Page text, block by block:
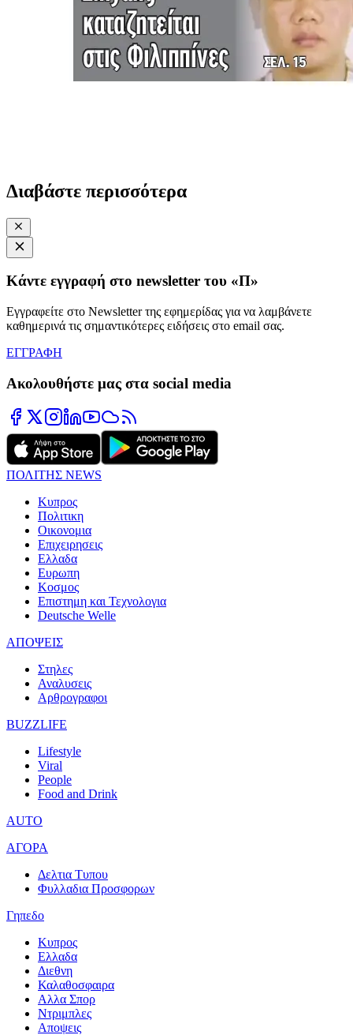
Διαβάστε περισσότερα
Κάντε εγγραφή στο newsletter του «Π»
Εγγραφείτε στο Newsletter της εφημερίδας για να λαμβάνετε
καθημερινά τις σημαντικότερες ειδήσεις στο email σας.
ΕΓΓΡΑΦΗ
Ακολουθήστε μας στα social media
ΠΟΛΙΤΗΣ NEWS
Κυπρος
Πολιτικη
Οικονομια
Επιχειρησεις
Ελλαδα
Ευρωπη
Κοσμος
Επιστημη και Τεχνολογια
Deutsche Welle
ΑΠΟΨΕΙΣ
Στηλες
Αναλυσεις
Αρθρογραφοι
BUZZLIFE
Lifestyle
Viral
People
Food and Drink
AUTO
ΑΓΟΡΑ
Δελτια Τυπου
Φυλλαδια Προσφορων
Γηπεδο
Κυπρος
Ελλαδα
Διεθνη
Καλαθοσφαιρα
Αλλα Σπορ
Ντριμπλες
Αποψεις